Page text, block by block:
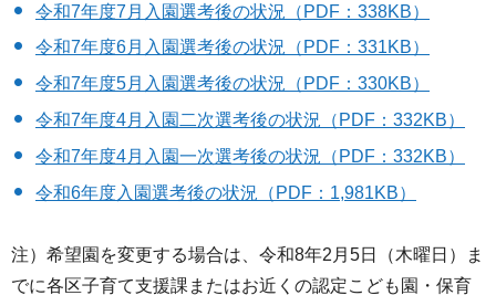
令和7年度7月入園選考後の状況（PDF：338KB）
令和7年度6月入園選考後の状況（PDF：331KB）
令和7年度5月入園選考後の状況（PDF：330KB）
令和7年度4月入園二次選考後の状況（PDF：332KB）
令和7年度4月入園一次選考後の状況（PDF：332KB）
令和6年度入園選考後の状況（PDF：1,981KB）
注）希望園を変更する場合は、令和8年2月5日（木曜日）ま
でに各区子育て支援課またはお近くの認定こども園・保育